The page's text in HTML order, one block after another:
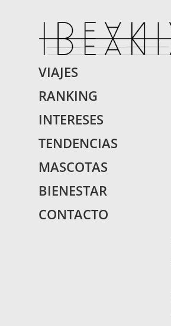
VIAJES
RANKING
INTERESES
TENDENCIAS
MASCOTAS
BIENESTAR
CONTACTO